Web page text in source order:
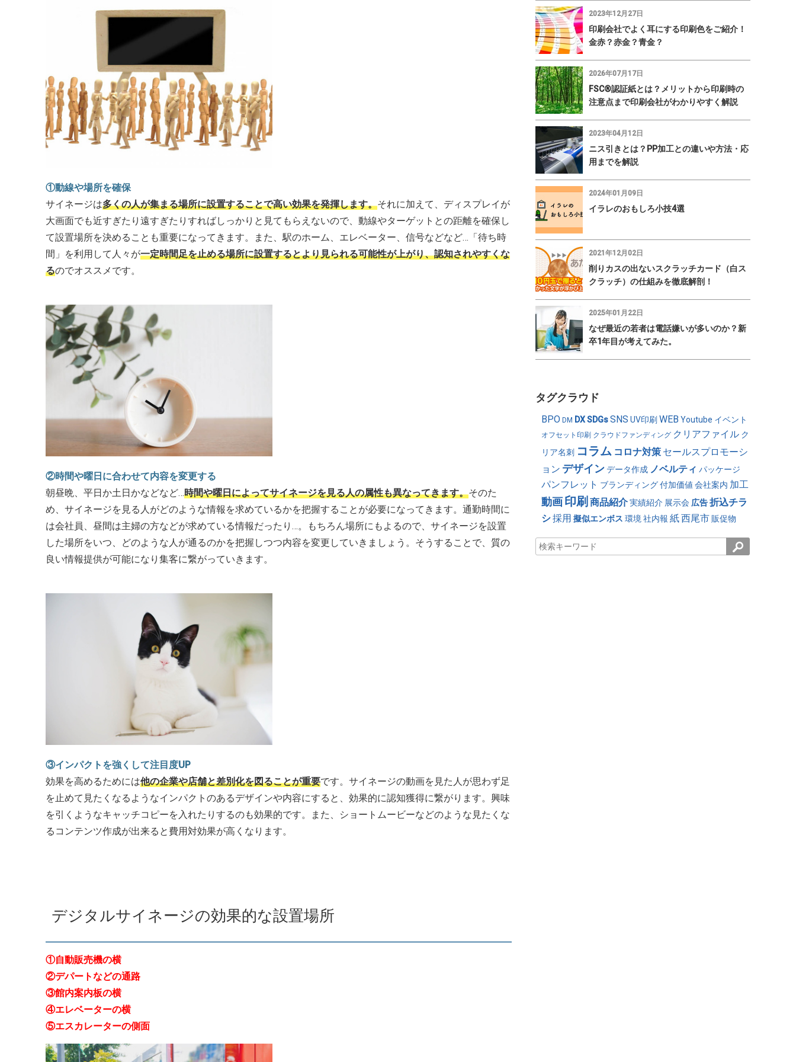
①動線や場所を確保
サイネージは多くの人が集まる場所に設置することで高い効果を発揮します。それに加えて、ディスプレイが
大画面でも近すぎたり遠すぎたりすればしっかりと見てもらえないので、動線やターゲットとの距離を確保し
て設置場所を決めることも重要になってきます。また、駅のホーム、エレベーター、信号などなど…「待ち時
間」を利用して人々が一定時間足を止める場所に設置するとより見られる可能性が上がり、認知されやすくな
るのでオススメです。
②時間や曜日に合わせて内容を変更する
朝昼晩、平日か土日かなどなど…時間や曜日によってサイネージを見る人の属性も異なってきます。そのた
め、サイネージを見る人がどのような情報を求めているかを把握することが必要になってきます。通勤時間に
は会社員、昼間は主婦の方などが求めている情報だったり…。もちろん場所にもよるので、サイネージを設置
した場所をいつ、どのような人が通るのかを把握しつつ内容を変更していきましょう。そうすることで、質の
良い情報提供が可能になり集客に繋がっていきます。
③インパクトを強くして注目度UP
効果を高めるためには他の企業や店舗と差別化を図ることが重要です。サイネージの動画を見た人が思わず足
を止めて見たくなるようなインパクトのあるデザインや内容にすると、効果的に認知獲得に繋がります。興味
を引くようなキャッチコピーを入れたりするのも効果的です。また、ショートムービーなどのような見たくな
るコンテンツ作成が出来ると費用対効果が高くなります。
デジタルサイネージの効果的な設置場所
①自動販売機の横
②デパートなどの通路
③館内案内板の横
④エレベーターの横
⑤エスカレーターの側面
2023年12月27日
印刷会社でよく耳にする印刷色をご紹介！
金赤？赤金？青金？
2026年07月17日
FSC®認証紙とは？メリットから印刷時の
注意点まで印刷会社がわかりやすく解説
2023年04月12日
ニス引きとは？PP加工との違いや方法・応
用までを解説
2024年01月09日
イラレのおもしろ小技4選
2021年12月02日
削りカスの出ないスクラッチカード（白ス
クラッチ）の仕組みを徹底解剖！
2025年01月22日
なぜ最近の若者は電話嫌いが多いのか？新
卒1年目が考えてみた。
タグクラウド
BPO DM DX SDGs SNS UV印刷 WEB Youtube イベント
オフセット印刷 クラウドファンディング クリアファイル ク
リア名刺 コラム コロナ対策 セールスプロモーシ
ョン デザイン データ作成 ノベルティ パッケージ
パンフレット ブランディング 付加価値 会社案内 加工
動画 印刷 商品紹介 実績紹介 展示会 広告 折込チラ
シ採用 擬似エンボス 環境 社内報 紙西尾市 販促物